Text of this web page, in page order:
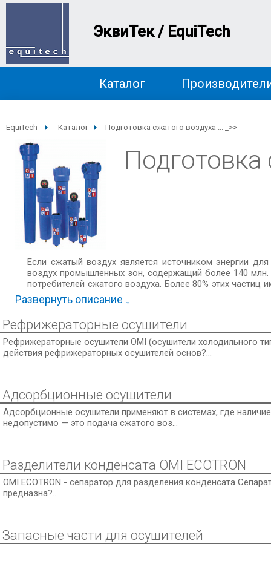
ЭквиТек / EquiTech
Каталог
EquiTech Каталог Подготовка сжатого воздуха ... _>>
Подготовка
Если сжатый воздух является источником энергии
воздух промышленных зон, содержащий более 140 млн.
потребителей сжатого воздуха. Более 80% этих
частицы, смешанные с водяным паром и парами
После сжатия и последующего расширения все
инструменты, воздух становиться не пригодным для
падает качество конечной продукции и услуг.
Чтобы оценить количество воды, вырабатываемое в
Развернуть описание ↓
Рефрижераторные осушители
Рефрижераторные осушители OMI (осушители холодильного
действия рефрижераторных осушителей основ?...
Адсорбционные осушители
Адсорбционные осушители применяют в системах, где
недопустимо — это подача сжатого воз...
Разделители конденсата OMI ECOTRON
OMI ECOTRON - сепаратор для разделения конденсата
предназна?...
Запасные части для осушителей